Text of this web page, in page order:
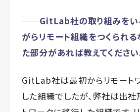
──GitLab社の取り組みをい
がらリモート組織をつくられる
た部分があれば教えてください
GitLab社は最初からリモート
した組織でしたが、弊社は出